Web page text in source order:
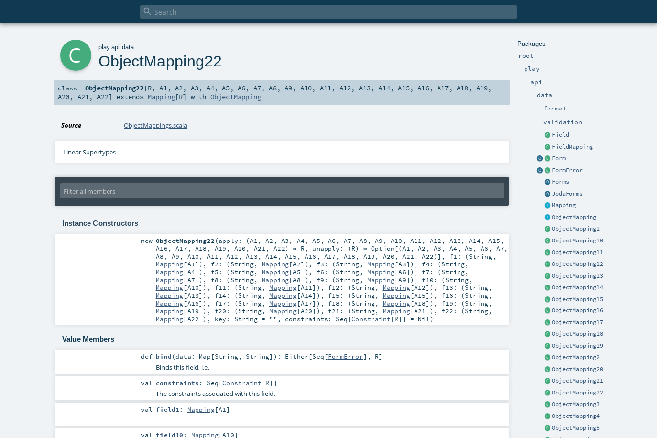

Packages
root
play
api
data
format
validation
Field
FieldMapping
Form
FormError
Forms
JodaForms
Mapping
ObjectMapping
ObjectMapping1
ObjectMapping10
ObjectMapping11
ObjectMapping12
ObjectMapping13
ObjectMapping14
ObjectMapping15
ObjectMapping16
ObjectMapping17
ObjectMapping18
ObjectMapping19
ObjectMapping2
ObjectMapping20
ObjectMapping21
ObjectMapping22
ObjectMapping3
ObjectMapping4
ObjectMapping5
play.api .data
ObjectMapping22
class ObjectMapping22[R,A1,A2,A3,A4,A5,A6,A7,A8,A9,A10,A11,A12,A13,A14,A15,A16,A17,A18,A19,
A20, A21, A22] extends Mapping[R] with ObjectMapping
Source ObjectMappings.scala
Linear Supertypes
Instance Constructors
new ObjectMapping22(apply: (A1 , A2 , A3 , A4 , A5 , A6 , A7 , A8 , A9 , A10 , A11 , A12 , A13 , A14 , A15 ,
A16 , A17 , A18 , A19 , A20 , A21 , A22) ⇒ R , unapply: (R) ⇒ Option [(A1 , A2 , A3 , A4 , A5 , A6 , A7 ,
A8 , A9 , A10 , A11 , A12 , A13 , A14 , A15 , A16 , A17 , A18 , A19 , A20 , A21 , A22)] , f1: (String,
Mapping[A1 ]) , f2: (String, Mapping[A2]) , f3: (String, Mapping[A3]) , f4: (String,
Mapping[A4]) , f5: (String, Mapping[A5]) , f6: (String, Mapping[A6]) , f7: (String,
Mapping[A7]) , f8: (String, Mapping[A8]) , f9: (String, Mapping[A9]) , f10: (String,
Mapping[A10]) , f11: (String, Mapping[A11 ]) , f12: (String, Mapping[A12]) , f13: (String,
Mapping[A13]) , f14: (String, Mapping[A14]) , f15: (String, Mapping[A15]) , f16: (String,
Mapping[A16]) , f17: (String, Mapping[A17]) , f18: (String, Mapping[A18]) , f19: (String,
Mapping[A19]) , f20: (String, Mapping[A20]) , f21: (String, Mapping[A21 ]) , f22: (String,
Mapping[A22]) , key: String= "" , constraints: Seq [Constraint [R]] = Nil)
Value Members
def bind(data: Map [String, String] ) : Either [Seq [FormError], R]
Binds this field, i.e.
val constraints : Seq [Constraint [R]]
The constraints associated with this field.
val field1 : Mapping[A1 ]
val field10 : Mapping[A10]